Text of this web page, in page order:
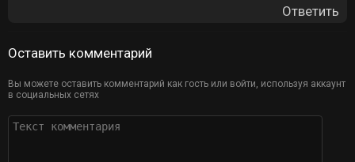
Ответить
Оставить комментарий
Вы можете оставить комментарий как гость или войти, используя аккаунт
в социальных сетях